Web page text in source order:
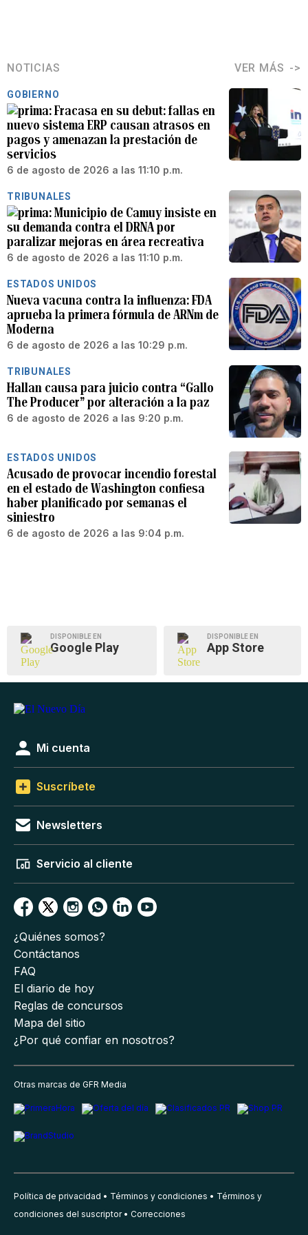
NOTICIAS VER MÁS
GOBIERNO
Fracasa en su debut: fallas en
nuevo sistema ERP causan atrasos en
pagos y amenazan la prestación de
servicios
6 de agosto de 2026 a las 11:10 p.m.
TRIBUNALES
Municipio de Camuy insiste en
su demanda contra el DRNA por
paralizar mejoras en área recreativa
6 de agosto de 2026 a las 11:10 p.m.
ESTADOS UNIDOS
Nueva vacuna contra la influenza: FDA
aprueba la primera fórmula de ARNm de
Moderna
6 de agosto de 2026 a las 10:29 p.m.
TRIBUNALES
Hallan causa para juicio contra “Gallo
The Producer” por alteración a la paz
6 de agosto de 2026 a las 9:20 p.m.
ESTADOS UNIDOS
Acusado de provocar incendio forestal
en el estado de Washington confiesa
haber planificado por semanas el
siniestro
6 de agosto de 2026 a las 9:04 p.m.
DISPONIBLE EN
Google Play
DISPONIBLE EN
App Store
Mi cuenta
Suscríbete
Newsletters
Servicio al cliente
¿Quiénes somos?
Contáctanos
FAQ
El diario de hoy
Reglas de concursos
Mapa del sitio
¿Por qué confiar en nosotros?
Otras marcas de GFR Media
Política de privacidad Términos y condiciones
Términos y
condiciones del suscriptor
Correcciones